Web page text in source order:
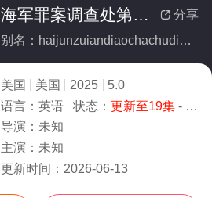
 分享
海军罪案调查处第二十三季
别名：haijunzuiandiaochachudiershisanji
美国 美国 2025
5.0
语言： 英语 状态： 更新至19集- 免费在线观看
导演： 未知
主演： 未知
更新时间： 2026-06-13